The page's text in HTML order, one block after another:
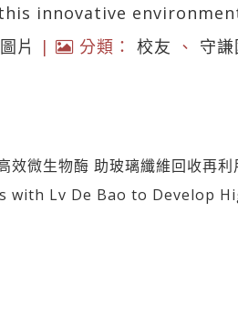
innovative
片 | 分類： 校友 、 守
效微生物酶 助玻璃纖維回收再利
with Lv De Bao to Develop